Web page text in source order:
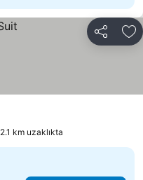
Paylaş
km uzaklıkta